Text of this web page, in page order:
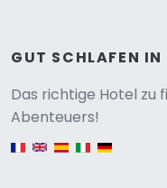
GUT SCHLAFEN IN
Das richtige Hotel zu
Abenteuers!